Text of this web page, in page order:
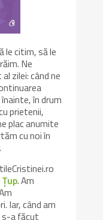
le citim, să le
Ne
zilei: când ne
în drum
prietenii,
plac anumite
cu noi în
Țup. Am
Iar, când am
a făcut